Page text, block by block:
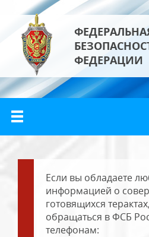
ФЕДЕРАЦИИ
Если вы обладаете
информацией о
готовящихся
обращаться в ФСБ
телефонам: